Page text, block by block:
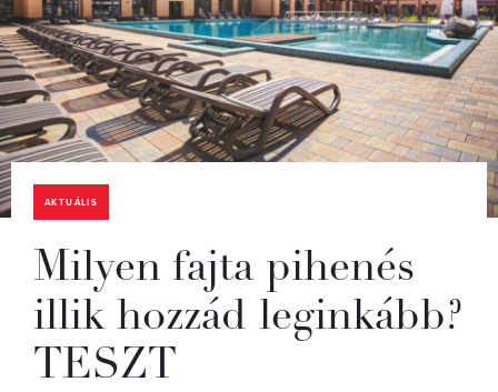
AKTUÁLIS
Milyen fajta pihenés
illik hozzád leginkább?
TESZT